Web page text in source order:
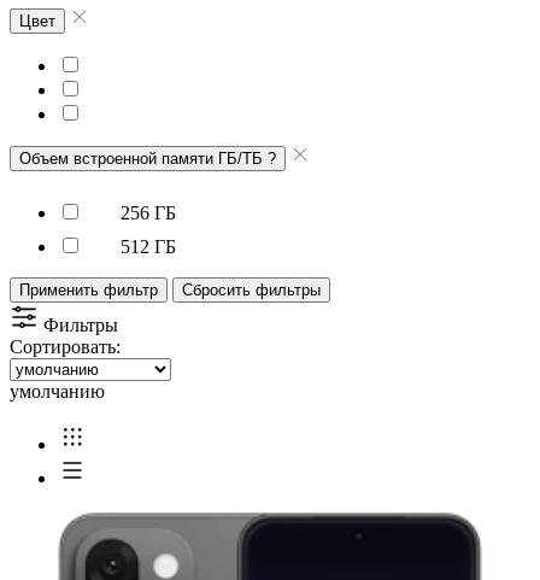
Цвет
Объем встроенной памяти ГБ/ТБ ?
256 ГБ
512 ГБ
Применить фильтр Сбросить фильтры
Фильтры
Сортировать:
умолчанию